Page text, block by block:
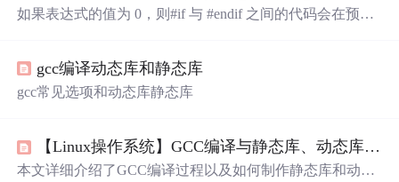
找不到解决方法3.3 动态库的优缺点 gcc是文本编译器，就
如果表达式的值为 0，则#if 与 #endif 之间的代码会在预处
之间的代码会保留到程序中。动态库之所以称为动态，是
因为它在链接阶段并不会打包到可执行程序中，而是在程
码。当链接时，有同名的静态库与动态库时，会默认与动
态库进行链接。
gcc编译动态库和静态库
gcc常见选项和动态库静态库
【Linux操作系统】GCC编译与静态库、动态库制作详解
本文详细介绍了GCC编译过程以及如何制作静态库和动态